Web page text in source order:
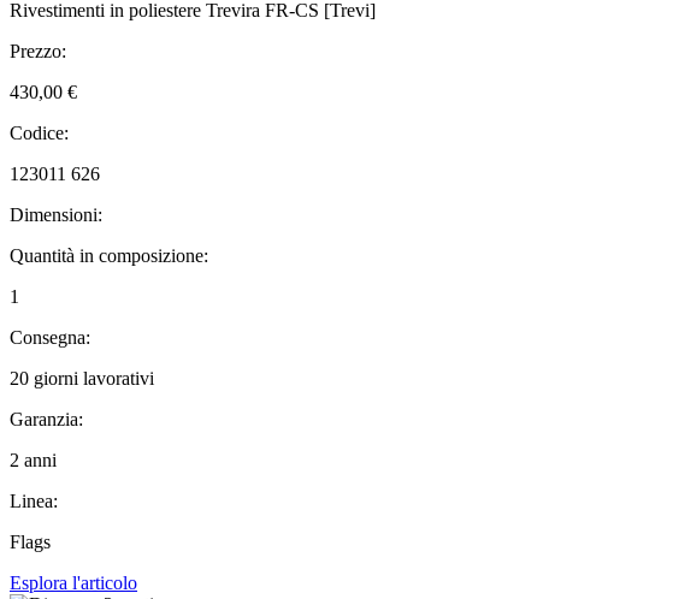
Rivestimenti in poliestere Trevira FR-CS [Trevi]
Prezzo:
430,00 €
Codice:
123011 626
Dimensioni:
Quantità in composizione:
1
Consegna:
20 giorni lavorativi
Garanzia:
2 anni
Linea:
Flags
Esplora l'articolo